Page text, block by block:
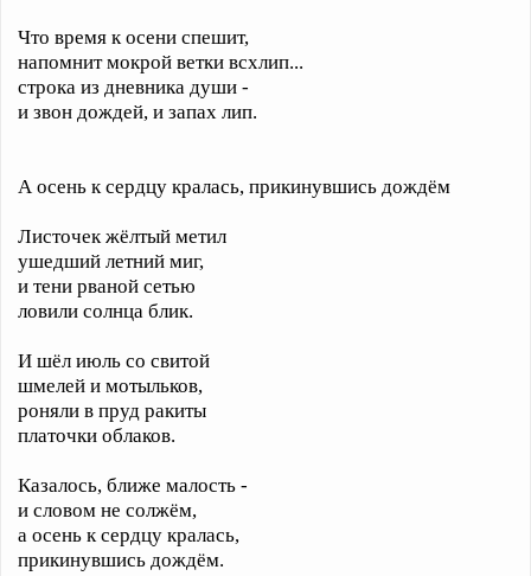
Что время к осени спешит,
напомнит мокрой ветки всхлип...
строка из дневника души -
и звон дождей, и запах лип.
А осень к сердцу кралась, прикинувшись дождём
Листочек жёлтый метил
ушедший летний миг,
и тени рваной сетью
ловили солнца блик.
И шёл июль со свитой
шмелей и мотыльков,
роняли в пруд ракиты
платочки облаков.
Казалось, ближе малость -
и словом не солжём,
а осень к сердцу кралась,
прикинувшись дождём.